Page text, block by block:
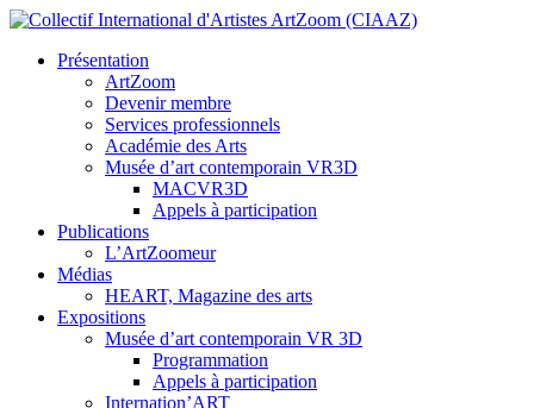
Présentation
ArtZoom
Devenir membre
Services professionnels
Académie des Arts
Musée d’art contemporain VR3D
MACVR3D
Appels à participation
Publications
L’ArtZoomeur
Médias
HEART, Magazine des arts
Expositions
Musée d’art contemporain VR 3D
Programmation
Appels à participation
Internation’ART